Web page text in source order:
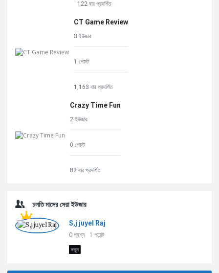
122 বার প্রদর্শিত
CT Game Review
3 ইউজার
1 পোস্ট
1,163 বার প্রদর্শিত
Crazy Time Fun
2 ইউজার
0 পোস্ট
82 বার প্রদর্শিত
চলতি মাসের সেরা ইউজার
S,j juyel Raj
0প্রশ্ন 1 পয়েন্ট
নতুন